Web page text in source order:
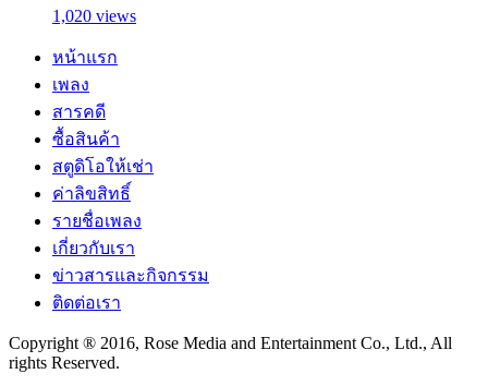
1,020 views
หน้าแรก
เพลง
สารคดี
ซื้อสินค้า
สตูดิโอให้เช่า
ค่าลิขสิทธิ์
รายชื่อเพลง
เกี่ยวกับเรา
ข่าวสารและกิจกรรม
ติดต่อเรา
Copyright ® 2016, Rose Media and Entertainment Co., Ltd., All
rights Reserved.